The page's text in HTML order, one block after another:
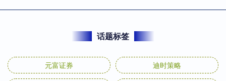
话题标签
元富证券 迪时策略